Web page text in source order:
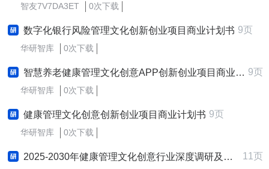
智友7V7DA3ET 0次下载
数字化银行风险管理文化创新创业项目商业计划书 9页
华研智库 0次下载
智慧养老健康管理文化创意APP创新创业项目商业计划书 9页
华研智库 0次下载
健康管理文化创意创新创业项目商业计划书 9页
华研智库 0次下载
2025-2030年健康管理文化创意行业深度调研及发展战略咨询报告 11页